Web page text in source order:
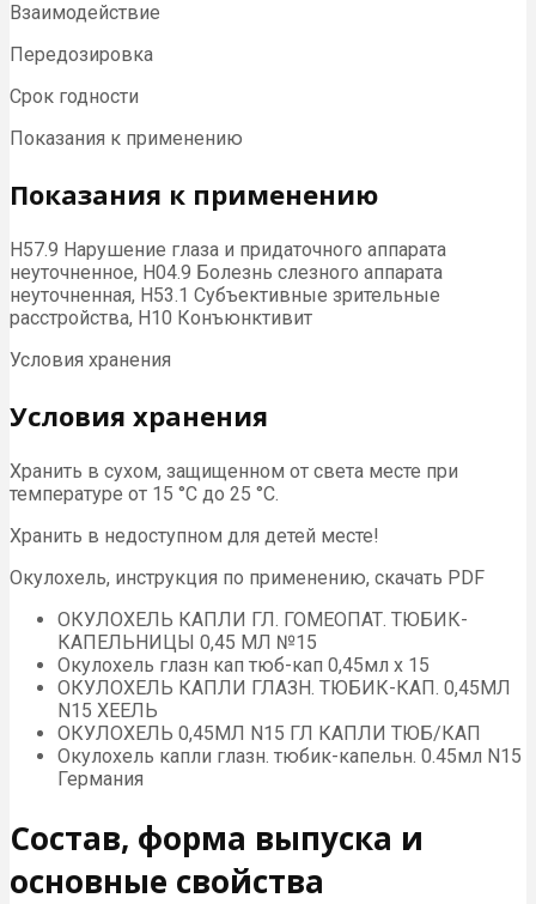
Взаимодействие
Передозировка
Срок годности
Показания к применению
Показания к применению
H57.9 Нарушение глаза и придаточного аппарата
неуточненное, H04.9 Болезнь слезного аппарата
неуточненная, H53.1 Субъективные зрительные
расстройства, H10 Конъюнктивит
Условия хранения
Условия хранения
Хранить в сухом, защищенном от света месте при
температуре от 15 °С до 25 °С.
Хранить в недоступном для детей месте!
Окулохель, инструкция по применению, скачать PDF
ОКУЛОХЕЛЬ КАПЛИ ГЛ. ГОМЕОПАТ. ТЮБИК-
КАПЕЛЬНИЦЫ 0,45 МЛ №15
Окулохель глазн кап тюб-кап 0,45мл х 15
ОКУЛОХЕЛЬ КАПЛИ ГЛАЗН. ТЮБИК-КАП. 0,45МЛ
N15 ХЕЕЛЬ
ОКУЛОХЕЛЬ 0,45МЛ N15 ГЛ КАПЛИ ТЮБ/КАП
Окулохель капли глазн. тюбик-капельн. 0.45мл N15
Германия
Состав, форма выпуска и
основные свойства